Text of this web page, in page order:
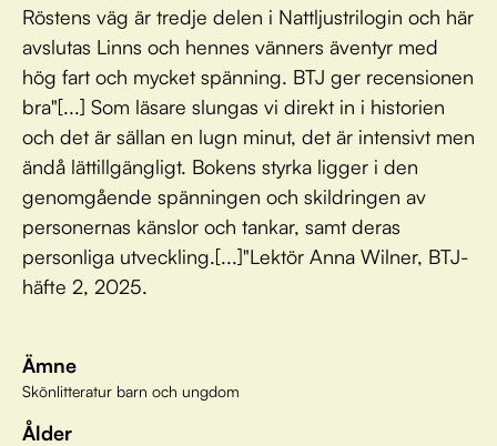
Röstens väg är tredje delen i Nattljustrilogin och här
avslutas Linns och hennes vänners äventyr med
hög fart och mycket spänning. BTJ ger recensionen
bra"[...] Som läsare slungas vi direkt in i historien
och det är sällan en lugn minut, det är intensivt men
ändå lättillgängligt. Bokens styrka ligger i den
genomgående spänningen och skildringen av
personernas känslor och tankar, samt deras
personliga utveckling.[...]"Lektör Anna Wilner, BTJ-
häfte 2, 2025.
Ämne
Skönlitteratur barn och ungdom
Ålder